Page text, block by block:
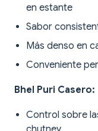
en estante
Sabor
Más denso en
Conveniente
Bhel Puri Casero:
Control sobre